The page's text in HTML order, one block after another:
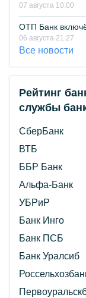
07 августа 10:00
ОТП Банк
06 августа 21:27
Все новости
Рейтинг
службы
СберБанк
ВТБ
ББР Банк
Альфа-Банк
УБРиР
Банк Инго
Банк ПСБ
Банк Уралсиб